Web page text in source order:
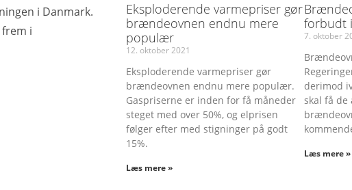
i Danmark.
i
Eksploderende varmepriser gør
brændeovnen endnu mere
populær
12. oktober 2021
Eksploderende varmepriser gør
brændeovnen endnu mere populær.
Gaspriserne er inden for få måneder
steget med over 50%, og elprisen
følger efter med stigninger på godt
15%.
Læs mere »
forbudt
7. oktober
derimod
skal få
Læs mere »